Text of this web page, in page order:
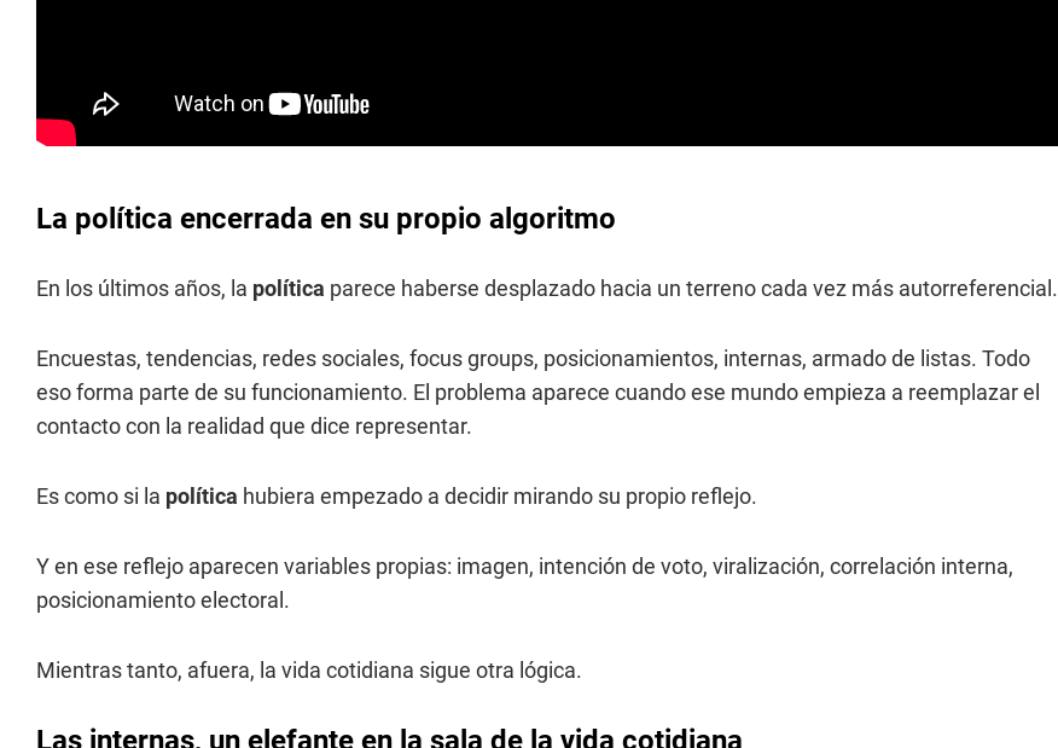
La política encerrada en su propio algoritmo
En los últimos años, la política parece haberse desplazado hacia un terreno cada vez más autorreferencial.
Encuestas, tendencias, redes sociales, focus groups, posicionamientos, internas, armado de listas. Todo
eso forma parte de su funcionamiento. El problema aparece cuando ese mundo empieza a reemplazar el
contacto con la realidad que dice representar.
Es como si la política hubiera empezado a decidir mirando su propio reflejo.
Y en ese reflejo aparecen variables propias: imagen, intención de voto, viralización, correlación interna,
posicionamiento electoral.
Mientras tanto, afuera, la vida cotidiana sigue otra lógica.
Las internas, un elefante en la sala de la vida cotidiana